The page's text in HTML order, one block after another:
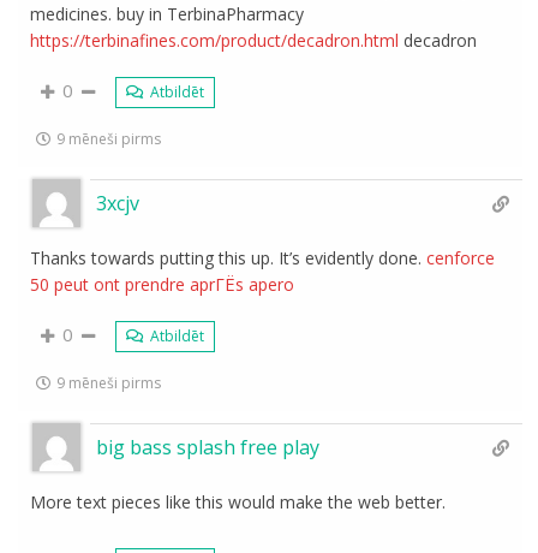
medicines. buy in TerbinaPharmacy
https://terbinafines.com/product/decadron.html decadron
0 Atbildēt
9 mēneši pirms
3xcjv
Thanks towards putting this up. It’s evidently done.cenforce
50 peut ont prendre aprГЁs apero
0 Atbildēt
9 mēneši pirms
big bass splash free play
More text pieces like this would make the web better.